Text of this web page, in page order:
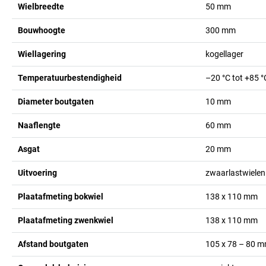
Wielbreedte 50 mm
Bouwhoogte 300 mm
Wiellagering kogellager
Temperatuurbestendigheid –20 °C tot +85
Diameter boutgaten 10 mm
Naaflengte 60 mm
Asgat 20 mm
Uitvoering zwaarlastwielen
Plaatafmeting bokwiel 138 x 110 mm
Plaatafmeting zwenkwiel 138 x 110 mm
Afstand boutgaten 105 x 78 – 80